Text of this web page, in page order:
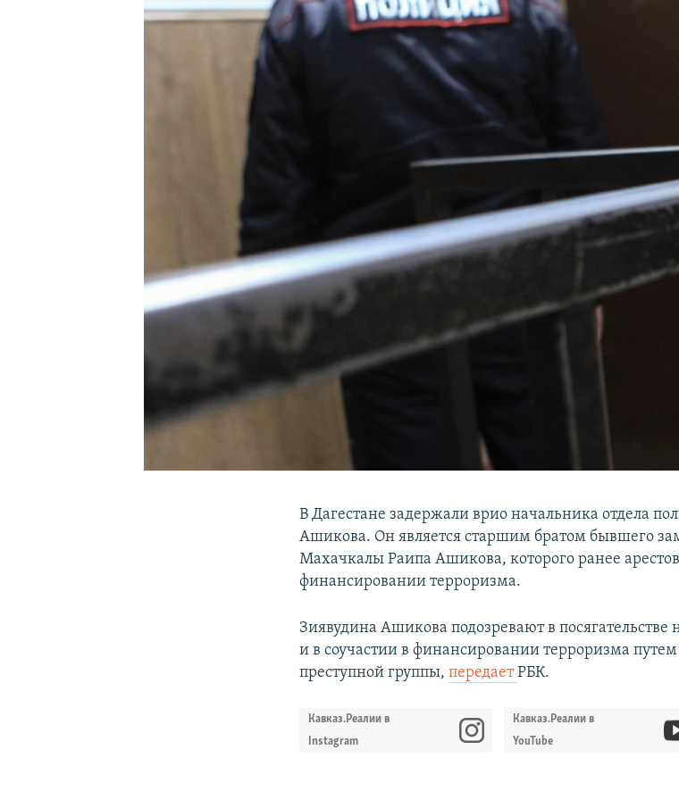
В Дагестане задержали врио начальника отдела
Ашикова. Он является старшим братом бывшего
Махачкалы Раипа Ашикова, которого ранее
финансировании терроризма.
Зиявудина Ашикова подозревают в
и в соучастии в финансировании терроризма
преступной группы,передаетРБК.
Кавказ.Реалии в
Instagram
Кавказ.Реалии в
YouTube